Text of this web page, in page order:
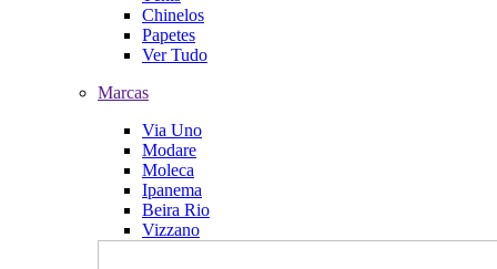
Chinelos
Papetes
Ver Tudo
Marcas
Via Uno
Modare
Moleca
Ipanema
Beira Rio
Vizzano